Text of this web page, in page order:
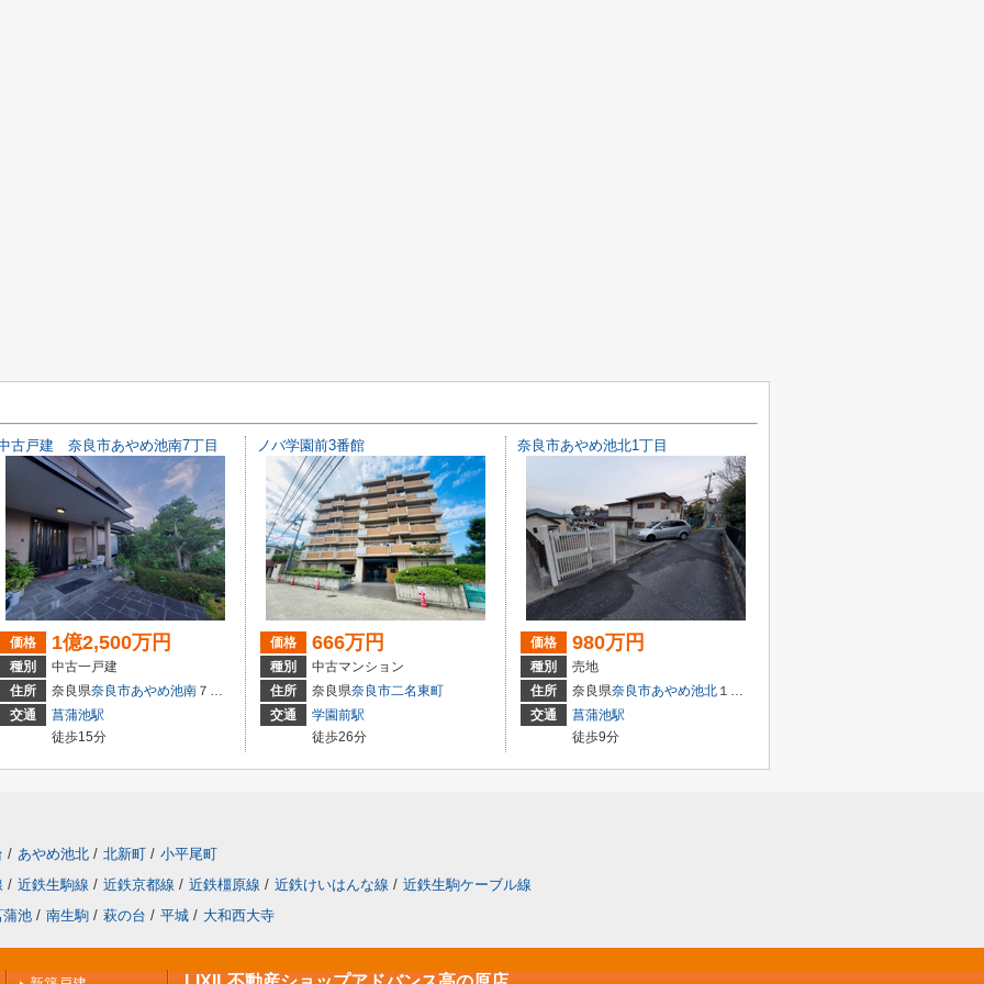
古戸建 奈良市あやめ池南7丁目
価格 1億2,500万円
種別
中古一戸建
住所
奈良県奈良市あやめ池南 ７丁目
交通
菖蒲池駅
徒歩15分
ノバ学園前3番館
価格 666万円
種別
中古マンション
住所
奈良県奈良市二名東町
交通
学園前駅
徒歩26分
奈良市あやめ池北1丁目
価格 980万円
種別
売地
住所
奈良県奈良市あやめ池北 １丁目
交通
菖蒲池駅
徒歩9分
/ あやめ池北 / 北新町 / 小平尾町
/ 近鉄生駒線 / 近鉄京都線 / 近鉄橿原線 / 近鉄けいはんな線 / 近鉄生駒ケーブル線
蒲池 / 南生駒 / 萩の台 / 平城 / 大和西大寺